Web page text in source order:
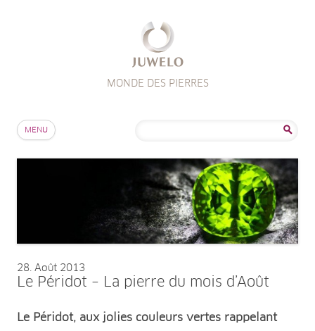
MONDE DES PIERRES
MENU
28 Août 2013
Le Péridot – La pierre du mois d’Août
Le Péridot, aux jolies couleurs vertes rappelant